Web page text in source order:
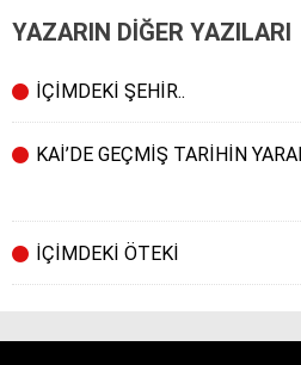
YAZARIN DİĞER YAZILARI
İÇİMDEKİ ŞEHİR..
KAİ’DE GEÇMİŞ TARİHİN
İÇİMDEKİ ÖTEKİ